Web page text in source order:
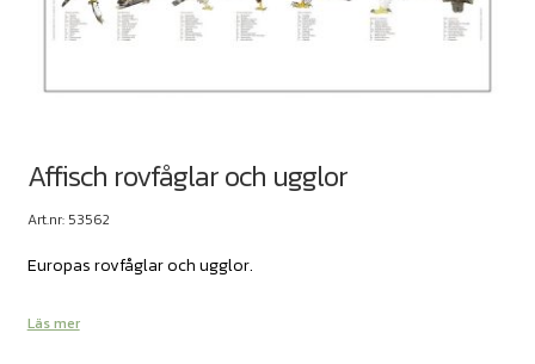
Affisch rovfåglar och ugglor
Art.nr: 53562
Europas rovfåglar och ugglor.
Läs mer